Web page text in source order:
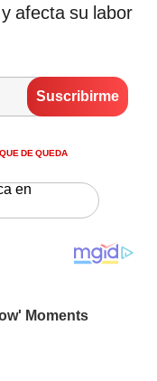
afecta su labor
DE QUEDA
en